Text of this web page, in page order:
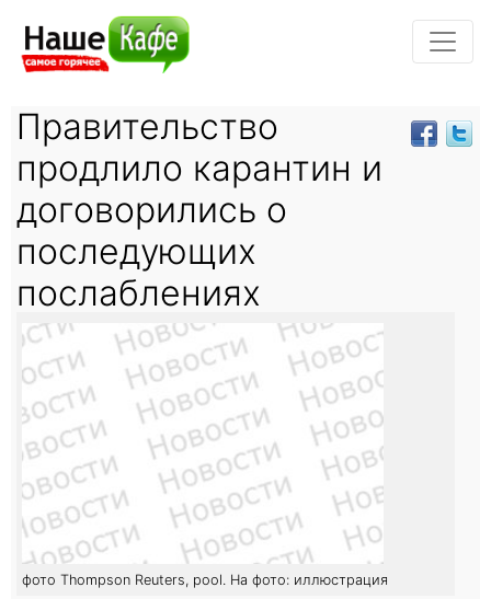
Правительство
продлило карантин и
договорились о
последующих
послаблениях
фото Thompson Reuters, pool. На фото: иллюстрация